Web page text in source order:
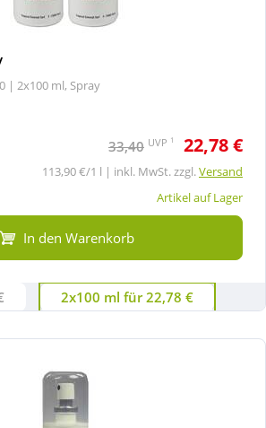
| 2x100 ml, Spray
33,40 UVP 1 22,78 €
113,90 €/1 l | inkl. MwSt. zzgl.Versand
Artikel auf Lager
In den Warenkorb
2x100 ml für 22,78 €